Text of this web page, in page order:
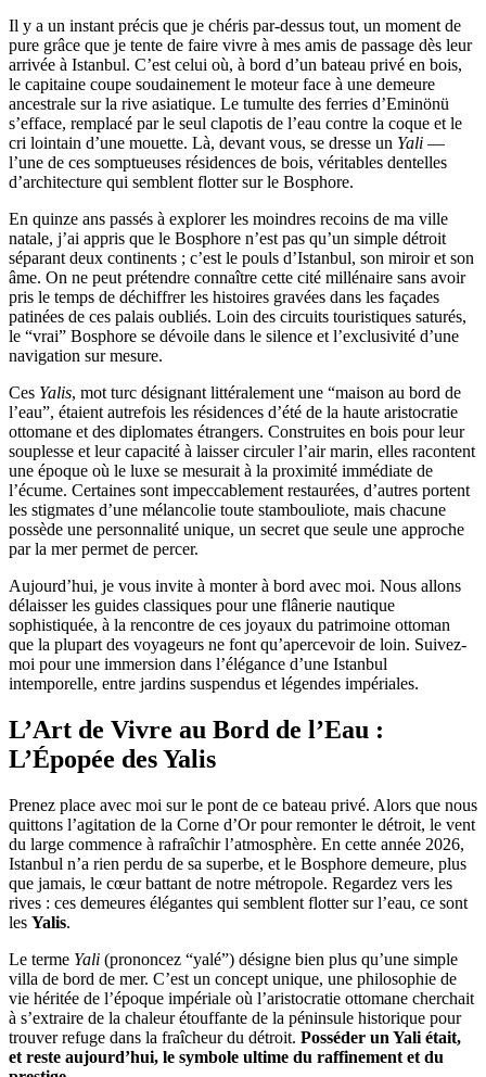
Il y a un instant précis que je chéris par-dessus tout, un moment de
pure grâce que je tente de faire vivre à mes amis de passage dès leur
arrivée à Istanbul. C’est celui où, à bord d’un bateau privé en bois,
le capitaine coupe soudainement le moteur face à une demeure
ancestrale sur la rive asiatique. Le tumulte des ferries d’Eminönü
s’efface, remplacé par le seul clapotis de l’eau contre la coque et le
cri lointain d’une mouette. Là, devant vous, se dresse un Yali —
l’une de ces somptueuses résidences de bois, véritables dentelles
d’architecture qui semblent flotter sur le Bosphore.
En quinze ans passés à explorer les moindres recoins de ma ville
natale, j’ai appris que le Bosphore n’est pas qu’un simple détroit
séparant deux continents ; c’est le pouls d’Istanbul, son miroir et son
âme. On ne peut prétendre connaître cette cité millénaire sans avoir
pris le temps de déchiffrer les histoires gravées dans les façades
patinées de ces palais oubliés. Loin des circuits touristiques saturés,
le “vrai” Bosphore se dévoile dans le silence et l’exclusivité d’une
navigation sur mesure.
Ces Yalis, mot turc désignant littéralement une “maison au bord de
l’eau”, étaient autrefois les résidences d’été de la haute aristocratie
ottomane et des diplomates étrangers. Construites en bois pour leur
souplesse et leur capacité à laisser circuler l’air marin, elles racontent
une époque où le luxe se mesurait à la proximité immédiate de
l’écume. Certaines sont impeccablement restaurées, d’autres portent
les stigmates d’une mélancolie toute stambouliote, mais chacune
possède une personnalité unique, un secret que seule une approche
par la mer permet de percer.
Aujourd’hui, je vous invite à monter à bord avec moi. Nous allons
délaisser les guides classiques pour une flânerie nautique
sophistiquée, à la rencontre de ces joyaux du patrimoine ottoman
que la plupart des voyageurs ne font qu’apercevoir de loin. Suivez-
moi pour une immersion dans l’élégance d’une Istanbul
intemporelle, entre jardins suspendus et légendes impériales.
L’Art de Vivre au Bord de l’Eau :
L’Épopée des Yalis
Prenez place avec moi sur le pont de ce bateau privé. Alors que nous
quittons l’agitation de la Corne d’Or pour remonter le détroit, le vent
du large commence à rafraîchir l’atmosphère. En cette année 2026,
Istanbul n’a rien perdu de sa superbe, et le Bosphore demeure, plus
que jamais, le cœur battant de notre métropole. Regardez vers les
rives : ces demeures élégantes qui semblent flotter sur l’eau, ce sont
les Yalis.
Le terme Yali (prononcez “yalé”) désigne bien plus qu’une simple
villa de bord de mer. C’est un concept unique, une philosophie de
vie héritée de l’époque impériale où l’aristocratie ottomane cherchait
à s’extraire de la chaleur étouffante de la péninsule historique pour
trouver refuge dans la fraîcheur du détroit. Posséder un Yali était,
et reste aujourd’hui, le symbole ultime du raffinement et du